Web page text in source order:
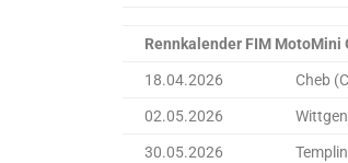
Rennkalender FIM MotoMini
18.04.2026 Cheb
02.05.2026
30.05.2026 Templin